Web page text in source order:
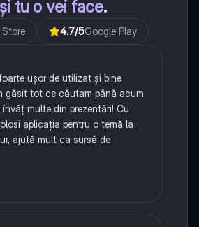
și tu o vei face.
Store 4.7/5Google Play
ușor de utilizat și bine
găsit tot ce căutam până acum
multe din prezentări! Cu
aplicația pentru o temă la
ajută mult ca sursă de